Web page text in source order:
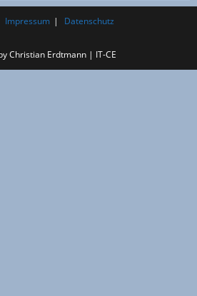
Impressum Datenschutz
Christian Erdtmann | IT-CE